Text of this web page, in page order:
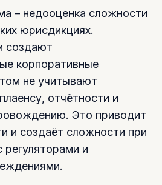
– недооценка сложности
юрисдикциях.
создают
корпоративные
не учитывают
отчётности и
Это приводит
и создаёт сложности при
регуляторами и